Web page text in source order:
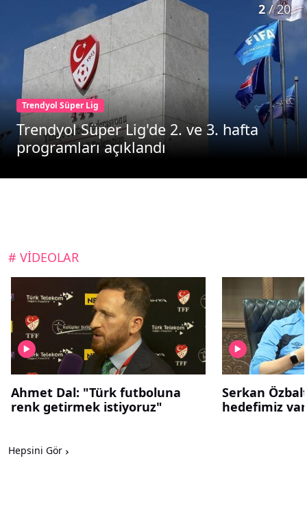
2/20
Trendyol Süper Lig
Trendyol Süper Lig'de 2. ve 3. hafta
programları açıklandı
# VİDEOLAR
Ahmet Dal: "Türk futboluna
renk getirmek istiyoruz"
Serkan
hedefimiz
Hepsini Gör